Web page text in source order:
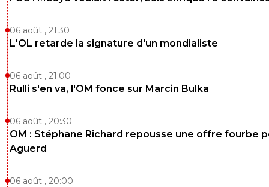
06 août , 21:30
L'OL retarde la signature d'un mondialiste
06 août , 21:00
Rulli s'en va, l'OM fonce sur Marcin Bulka
06 août , 20:30
OM : Stéphane Richard repousse une offre fourbe
Aguerd
06 août , 20:00